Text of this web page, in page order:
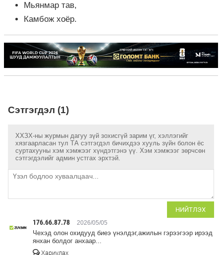
Мьянмар тав,
Камбож хоёр.
Сэтгэгдэл (1)
ХХЗХ-ны журмын дагуу зүй зохисгүй зарим үг, хэллэгийг
хязгаарласан тул ТА сэтгэгдэл бичихдээ хууль зүйн болон ёс
суртахууны хэм хэмжээг хүндэтгэнэ үү. Хэм хэмжээг зөрчсөн
сэтгэгдэлийг админ устгах эрхтэй.
НИЙТЛЭХ
176.66.87.78 2026/05/05
Чехэд олон охидууд биеэ үнэлдэг,ажилын гэрээгээр ирээд
янхан болдог анхаар...
Хариулах